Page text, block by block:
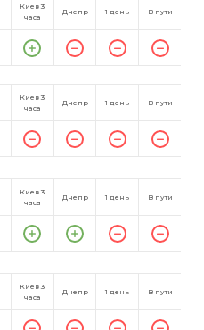
Киев 3
часа
Днепр 1 день В пути
Киев 3
часа
Днепр 1 день В пути
Киев 3
часа
Днепр 1 день В пути
Киев 3
часа
Днепр 1 день В пути